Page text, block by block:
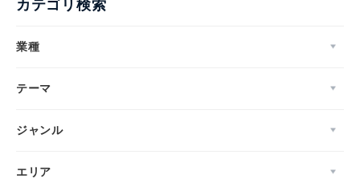
カテゴリ検索
業種
テーマ
ジャンル
エリア